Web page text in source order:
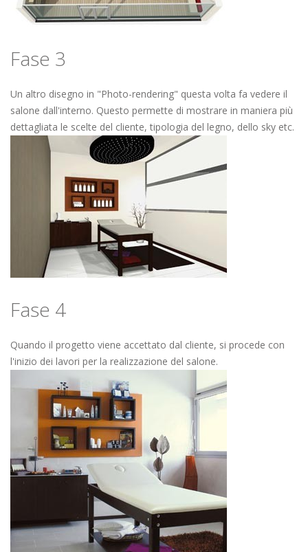
Fase 3
Un altro disegno in "Photo-rendering" questa volta fa vedere il
salone dall'interno. Questo permette di mostrare in maniera più
dettagliata le scelte del cliente, tipologia del legno, dello sky etc.
Fase 4
Quando il progetto viene accettato dal cliente, si procede con
l'inizio dei lavori per la realizzazione del salone.